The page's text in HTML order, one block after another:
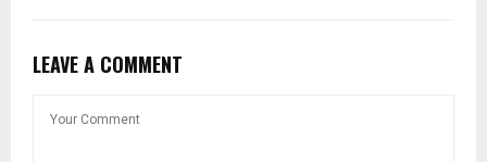
LEAVE A COMMENT